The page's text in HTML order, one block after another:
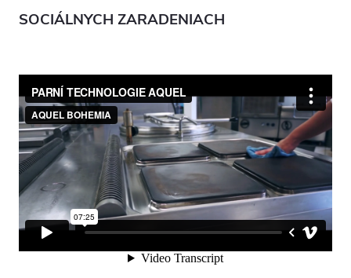
SOCIÁLNYCH ZARADENIACH